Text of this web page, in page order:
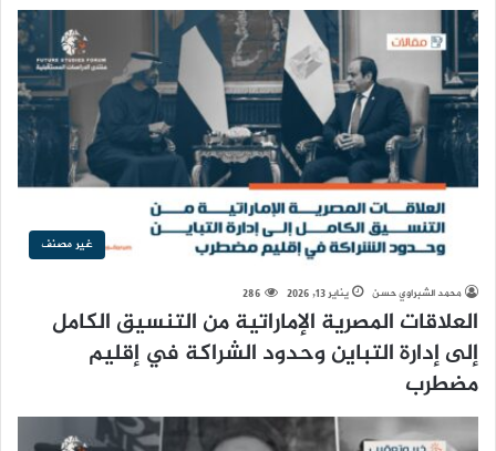
غير مصنف
محمد الشبراوي حسن يناير 13, 2026 286
العلاقات المصرية الإماراتية من التنسيق الكامل
إلى إدارة التباين وحدود الشراكة في إقليم
مضطرب